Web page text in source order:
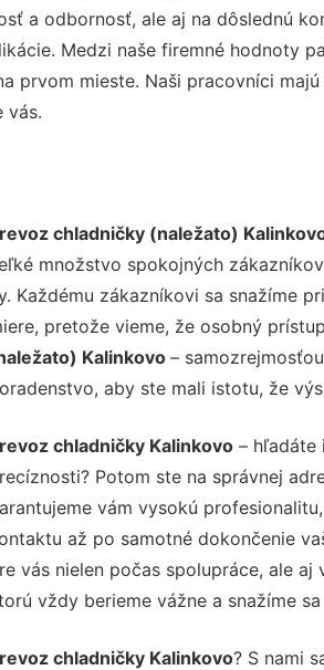
a odbornosť, ale aj na dôslednú
Medzi naše firemné hodnoty
mieste. Naši pracovníci
vás.
chladničky (naležato)
množstvo spokojných
Každému zákazníkovi sa snažíme
pretože vieme, že osobný
Kalinkovo –
aby ste mali istotu, že
chladničky Kalinkovo– hľadáte
Potom ste na správnej
vám vysokú
až po samotné dokončenie
vás nielen počas spolupráce, ale
vždy berieme vážne a snažíme
chladničky Kalinkovo? S nami